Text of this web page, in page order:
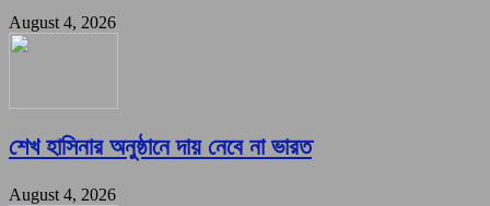
August 4, 2026
শেখ হাসিনার অনুষ্ঠানে দায় নেবে না ভারত
August 4, 2026